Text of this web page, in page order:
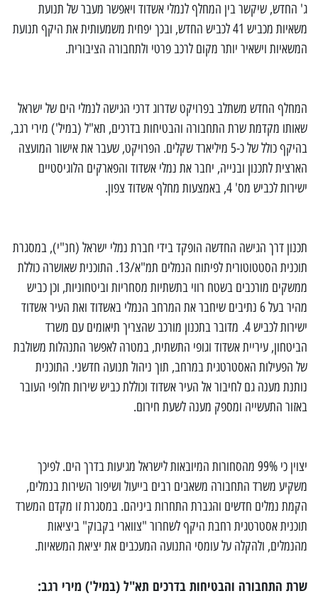
ג' החדש, שיקשר בין המחלף לנמלי אשדוד ויאפשר מעבר של תנועת
משאיות מכביש 41 לכביש החדש, ובכך יפחית משמעותית את היקף תנועת
המשאיות וישאיר יותר מקום לרכב פרטי ולתחבורה הציבורית.
המחלף החדש משתלב בפרויקט שדרוג דרכי הגישה לנמלי הים של ישראל
שאותו מקדמת שרת התחבורה והבטיחות בדרכים, תא"ל (במיל') מירי רגב,
בהיקף כולל של כ-5 מיליארד שקלים. הפרויקט, שעבר את אישור המועצה
הארצית לתכנון ובנייה, יחבר את נמלי אשדוד והפארקים הלוגיסטיים
ישירות לכביש מס' 4, באמצעות מחלף אשדוד צפון.
תכנון דרך הגישה החדשה הופקד בידי חברת נמלי ישראל (חנ"י), במסגרת
תוכנית הסטטוטורית לפיתוח הנמלים תמ"א/13. התוכנית שאושרה כוללת
ממשקים מורכבים בשטח רווי בתשתיות מסחריות וביטחוניות, וכן כביש
מהיר בעל 6 נתיבים שיחבר את המרחב הנמלי באשדוד ואת העיר אשדוד
ישירות לכביש 4. מדובר בתכנון מורכב שהצריך תיאומים עם משרד
הביטחון, עיריית אשדוד וגופי התשתית, במטרה לאפשר התנהלות משולבת
של הפעילות האסטרטגית במרחב, תוך ניהול תנועה חדשני. התוכנית
נותנת מענה גם לחיבור אל העיר אשדוד וכוללת כביש שירות חלופי העובר
באזור התעשייה ומספק מענה לשעת חירום.
יצוין כי 99% מהסחורות המיובאות לישראל מגיעות בדרך הים. לפיכך
משקיע משרד התחבורה משאבים רבים בייעול ושיפור השירות בנמלים,
הקמת נמלים חדשים והגברת התחרות ביניהם. במסגרת זו מקדם המשרד
תוכנית אסטרטגית רחבת היקף לשחרור "צווארי בקבוק" ביציאות
מהנמלים, ולהקלה על עומסי התנועה המעכבים את יציאת המשאיות.
שרת התחבורה והבטיחות בדרכים תא"ל (במיל') מירי רגב: